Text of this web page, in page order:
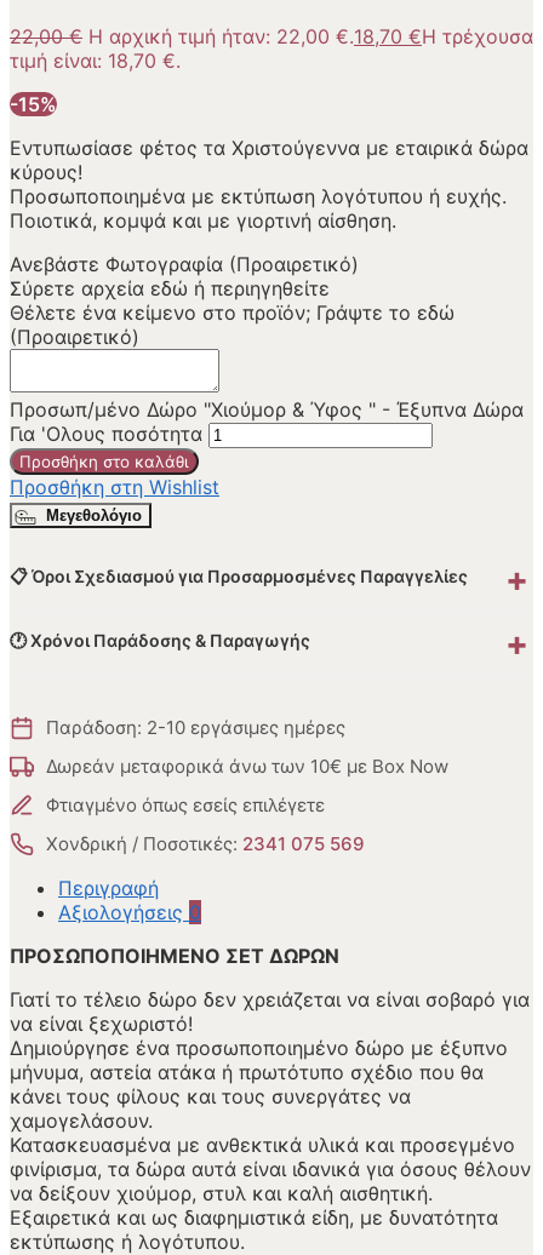
22,00€ Η αρχική τιμή ήταν: 22,00 €.18,70 €Η τρέχουσα
τιμή είναι: 18,70 €.
-15%
Εντυπωσίασε φέτος τα Χριστούγεννα με εταιρικά δώρα
κύρους!
Προσωποποιημένα με εκτύπωση λογότυπου ή ευχής.
Ποιοτικά, κομψά και με γιορτινή αίσθηση.
Ανεβάστε Φωτογραφία (Προαιρετικό)
Σύρετε αρχεία εδώ ή περιηγηθείτε
Θέλετε ένα κείμενο στο προϊόν; Γράψτε το εδώ
(Προαιρετικό)
Προσωπ/μένο Δώρο "Χιούμορ & Ύφος " - Έξυπνα Δώρα
Για 'Ολους ποσότητα
Προσθήκη στο καλάθι
Προσθήκη στη Wishlist
Μεγεθολόγιο
📋 Όροι Σχεδιασμού για Προσαρμοσμένες Παραγγελίες +
🕐 Χρόνοι Παράδοσης & Παραγωγής +
Παράδοση: 2-10 εργάσιμες ημέρες
Δωρεάν μεταφορικά άνω των 10€ με Box Now
Φτιαγμένο όπως εσείς επιλέγετε
Χονδρική / Ποσοτικές: 2341 075 569
Περιγραφή
Αξιολογήσεις 0
ΠΡΟΣΩΠΟΠΟΙΗΜΕΝΟ ΣΕΤ ΔΩΡΩΝ
Γιατί το τέλειο δώρο δεν χρειάζεται να είναι σοβαρό για
να είναι ξεχωριστό!
Δημιούργησε ένα προσωποποιημένο δώρο με έξυπνο
μήνυμα, αστεία ατάκα ή πρωτότυπο σχέδιο που θα
κάνει τους φίλους και τους συνεργάτες να
χαμογελάσουν.
Κατασκευασμένα με ανθεκτικά υλικά και προσεγμένο
φινίρισμα, τα δώρα αυτά είναι ιδανικά για όσους θέλουν
να δείξουν χιούμορ, στυλ και καλή αισθητική.
Εξαιρετικά και ως διαφημιστικά είδη, με δυνατότητα
εκτύπωσης ή λογότυπου.